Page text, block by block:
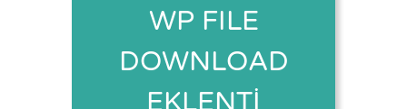
WP FILE
DOWNLOAD
EKLENTİ